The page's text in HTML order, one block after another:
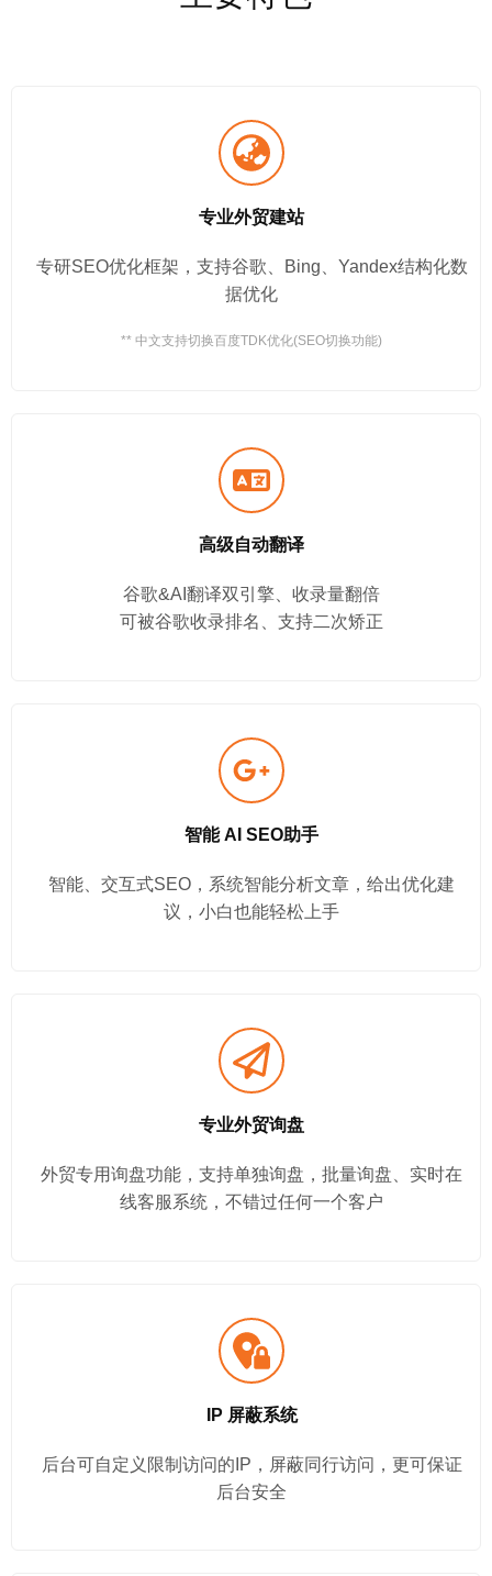
专业外贸建站
专研SEO优化框架，支持谷歌、Bing、Yandex结构化数
据优化
** 中文支持切换百度TDK优化(SEO切换功能)
高级自动翻译
谷歌&AI翻译双引擎、收录量翻倍
可被谷歌收录排名、支持二次矫正
智能 AI SEO助手
智能、交互式SEO，系统智能分析文章，给出优化建
议，小白也能轻松上手
专业外贸询盘
外贸专用询盘功能，支持单独询盘，批量询盘、实时在
线客服系统，不错过任何一个客户
IP 屏蔽系统
后台可自定义限制访问的IP，屏蔽同行访问，更可保证
后台安全